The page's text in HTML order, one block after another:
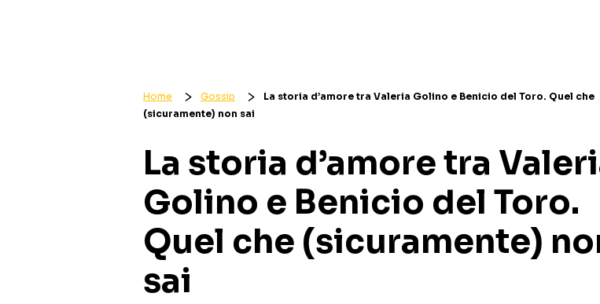
Home Gossip
La storia d’amore tra Valeria Golino e Benicio del Toro. Quel che
(sicuramente) non sai
La storia d’amore tra
Golino e Benicio del Toro.
Quel che (sicuramente)
sai